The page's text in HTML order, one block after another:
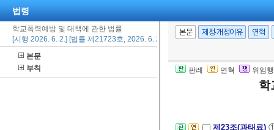
법령
학교폭력예방 및 대책에 관한 법률
[시행 2026. 6. 2.] [법률 제21723호, 2026. 6. 2., 일부개정]
본문
부칙
본문 제정·개정이유 연혁
판례 연혁 위임
학
가해학생 간의
[본조신설
제22조(벌칙) 제
[전문개정
제23조(과태료)